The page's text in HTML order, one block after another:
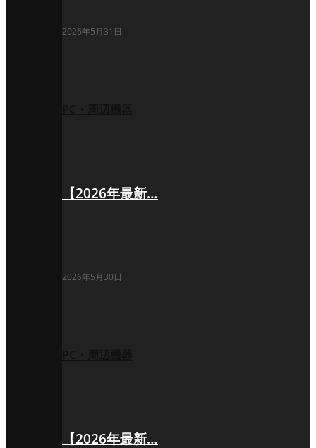
2026年5月31日
【2026年最新…
2026年5月30日
【2026年最新…